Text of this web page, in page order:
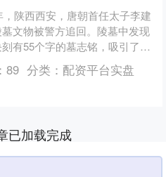
，陕西西安，唐朝首任太子李建
墓文物被警方追回。陵墓中发现
有55个字的墓志铭，吸引了国
多专家学者的关注。正是这55个
历史学家....
89 分类： 配资平台实盘
已加载完成